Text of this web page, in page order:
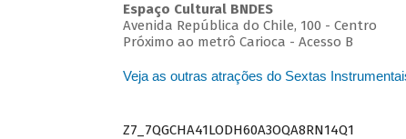
Espaço Cultural BNDES
Avenida República do Chile, 100 - Centro
Próximo ao metrô Carioca - Acesso B
Veja as outras atrações do Sextas
Z7_7QGCHA41LODH60A3OQA8RN14Q1